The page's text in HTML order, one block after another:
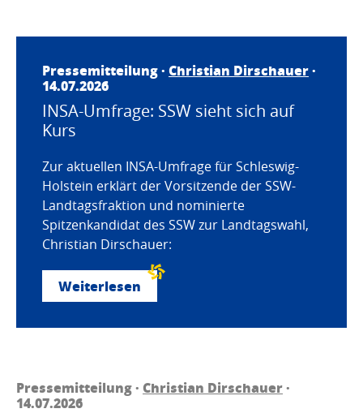
Pressemitteilung · Christian Dirschauer·
14.07.2026
INSA-Umfrage: SSW sieht sich auf
Kurs
Zur aktuellen INSA-Umfrage für Schleswig-
Holstein erklärt der Vorsitzende der SSW-
Landtagsfraktion und nominierte
Spitzenkandidat des SSW zur Landtagswahl,
Christian Dirschauer:
Weiterlesen
Pressemitteilung · Christian Dirschauer·
14.07.2026